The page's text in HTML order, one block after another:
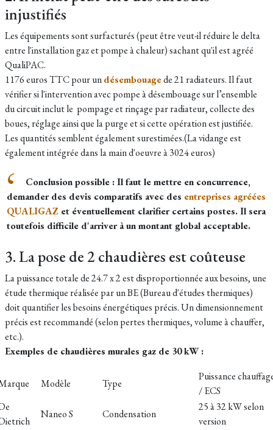
injustifiés
Les équipements sont surfacturés (peut être veut-il réduire le delta
entre l'installation gaz et pompe à chaleur) sachant qu'il est agréé
QualiPAC.
1176 euros TTC pour undésembouagede 21 radiateurs. Il faut
vérifier si l'intervention avec pompe à désembouage sur l’ensemble
du circuit inclut le pompage et rinçage par radiateur, collecte des
boues, réglage ainsi que la purge et si cette opération est justifiée.
Les quantités semblent également surestimées.(La vidange est
également intégrée dans la main d'oeuvre à 3024 euros)
Conclusion possible : Il faut le mettre en concurrence,
demander des devis comparatifs avec des entreprises agréées
QUALIGAZ et éventuellement clarifier certains postes. Il sera
toutefois difficile d'arriver à un montant global acceptable.
3. La pose de 2 chaudières est coûteuse
La puissance totale de 24.7 x 2 est disproportionnée aux besoins, une
étude thermique réalisée par un BE (Bureau d'études thermiques)
doit quantifier les besoins énergétiques précis. Un dimensionnement
précis est recommandé (selon pertes thermiques, volume à chauffer,
etc.).
Exemples de chaudières murales gaz de 30 kW :
Modèle Type
Puissance
/ ECS
Naneo S Condensation
25 à 32 kW selon
version